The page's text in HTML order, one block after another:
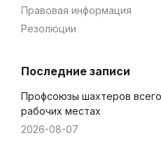
Правовая информация
Резолюции
Последние записи
Профсоюзы шахтеров
рабочих местах
2026-08-07